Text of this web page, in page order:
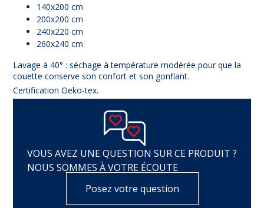
140x200 cm
200x200 cm
240x220 cm
260x240 cm
Lavage à 40° : séchage à température modérée pour que la
couette conserve son confort et son gonflant.
Certification Oeko-tex.
VOUS AVEZ UNE QUESTION SUR CE PRODUIT ?
NOUS SOMMES À VOTRE ÉCOUTE
Posez votre question